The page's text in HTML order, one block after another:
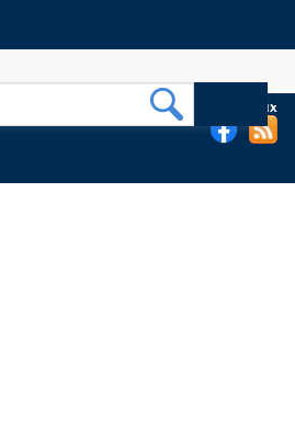
de l'EHESP sur les réseaux sociaux